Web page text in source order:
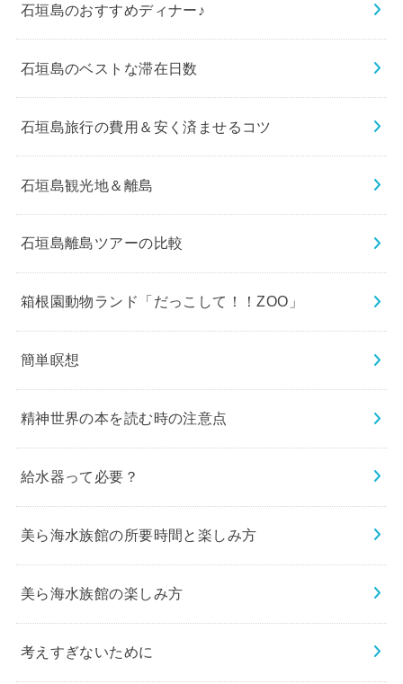
石垣島のおすすめディナー♪
石垣島のベストな滞在日数
石垣島旅行の費用＆安く済ませるコツ
石垣島観光地＆離島
石垣島離島ツアーの比較
箱根園動物ランド「だっこして！！ZOO」
簡単瞑想
精神世界の本を読む時の注意点
給水器って必要？
美ら海水族館の所要時間と楽しみ方
美ら海水族館の楽しみ方
考えすぎないために